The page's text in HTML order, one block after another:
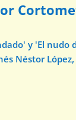
y 'El nudo
Néstor López,